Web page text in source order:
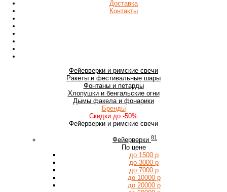
Доставка
Контакты
Фейерверки и римские свечи
Ракеты и фестивальные шары
Фонтаны и петарды
Хлопушки и бенгальские огни
Дымы факела и фонарики
Бренды
Скидки до -50%
Фейерверки и римские свечи
Фейерверки 81
По цене
до 1500 р
до 3000 р
до 7000 р
до 10000 р
до 20000 р